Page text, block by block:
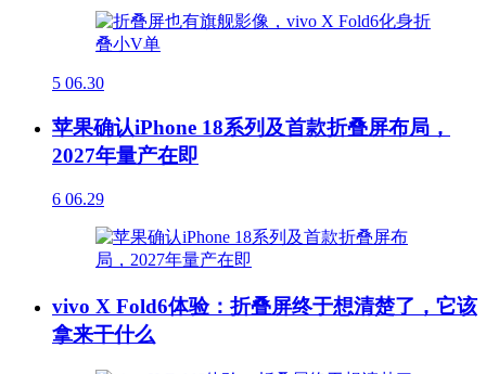
5 06.30
苹果确认iPhone 18系列及首款折叠屏布局，
2027年量产在即
6 06.29
vivo X Fold6体验：折叠屏终于想清楚了，它该
拿来干什么